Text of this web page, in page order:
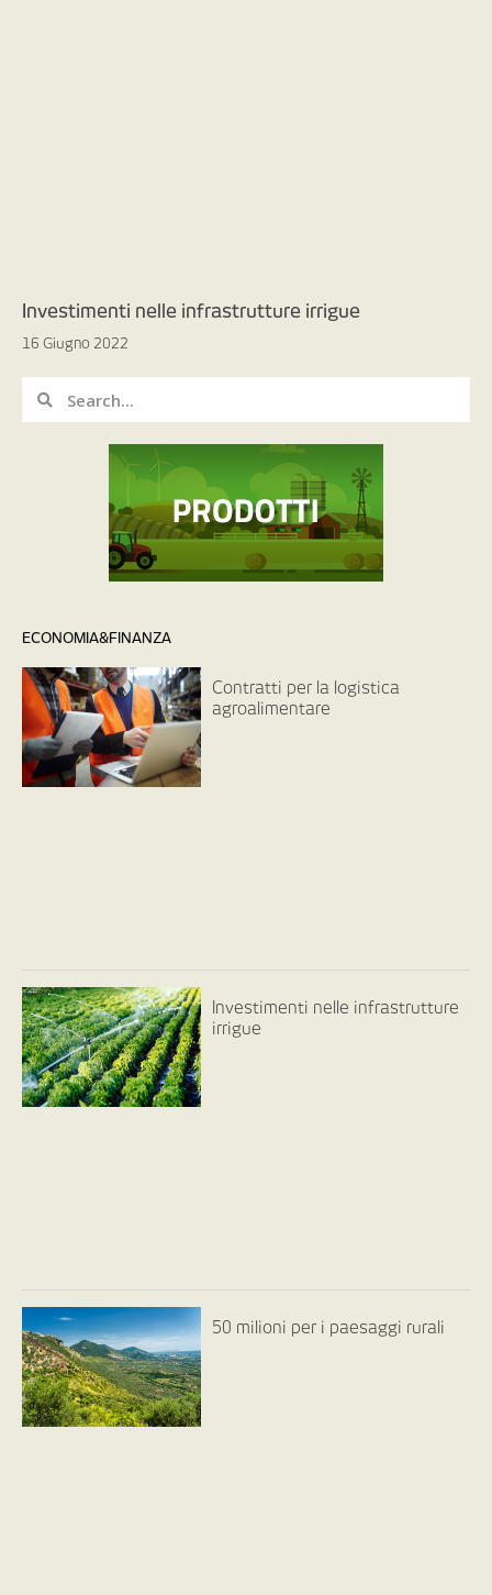
Investimenti nelle infrastrutture irrigue
16 Giugno 2022
ECONOMIA&FINANZA
Contratti per la logistica
agroalimentare
Investimenti nelle infrastrutture
irrigue
50 milioni per i paesaggi rurali